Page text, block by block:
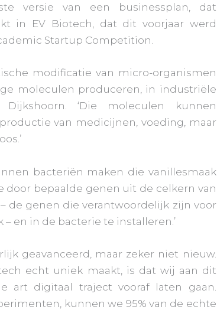
versie van een businessplan, dat
in EV Biotech, dat dit voorjaar werd
Startup Competition.
modificatie van micro-organismen
moleculen produceren, in industriële
Dijkshoorn. ‘Die moleculen kunnen
van medicijnen, voeding, maar
bacteriën maken die vanillesmaak
door bepaalde genen uit de celkern van
de genen die verantwoordelijk zijn voor
en in de bacterie te installeren.’
geavanceerd, maar zeker niet nieuw.
echt uniek maakt, is dat wij aan dit
art digitaal traject vooraf laten gaan.
kunnen we 95% van de echte